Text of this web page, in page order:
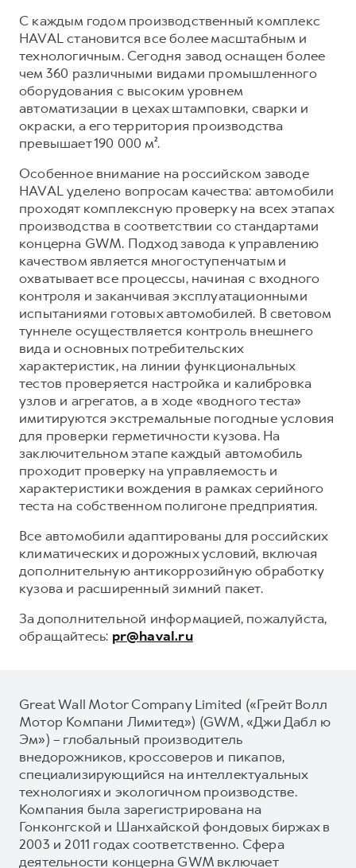
С каждым годом производственный комплекс
HAVAL становится все более масштабным и
технологичным. Сегодня завод оснащен более
чем 360 различными видами промышленного
оборудования с высоким уровнем
автоматизации в цехах штамповки, сварки и
окраски, а его территория производства
превышает 190 000 м².
Особенное внимание на российском заводе
HAVAL уделено вопросам качества: автомобили
проходят комплексную проверку на всех этапах
производства в соответствии со стандартами
концерна GWM. Подход завода к управлению
качеством является многоступенчатым и
охватывает все процессы, начиная с входного
контроля и заканчивая эксплуатационными
испытаниями готовых автомобилей. В световом
туннеле осуществляется контроль внешнего
вида и основных потребительских
характеристик, на линии функциональных
тестов проверяется настройка и калибровка
узлов и агрегатов, а в ходе «водного теста»
имитируются экстремальные погодные условия
для проверки герметичности кузова. На
заключительном этапе каждый автомобиль
проходит проверку на управляемость и
характеристики вождения в рамках серийного
теста на собственном полигоне предприятия.
Все автомобили адаптированы для российских
климатических и дорожных условий, включая
дополнительную антикоррозийную обработку
кузова и расширенный зимний пакет.
За дополнительной информацией, пожалуйста,
обращайтесь: pr@haval.ru
Great Wall Motor Company Limited («Грейт Волл
Мотор Компани Лимитед») (GWM, «Джи Дабл ю
Эм») – глобальный производитель
внедорожников, кроссоверов и пикапов,
специализирующийся на интеллектуальных
технологиях и экологичном производстве.
Компания была зарегистрирована на
Гонконгской и Шанхайской фондовых биржах в
2003 и 2011 годах соответственно. Сфера
деятельности концерна GWM включает